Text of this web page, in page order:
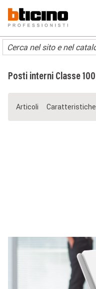
contenuto
principale
Main
navigation
Posti interni Classe 100
Articoli Caratteristiche